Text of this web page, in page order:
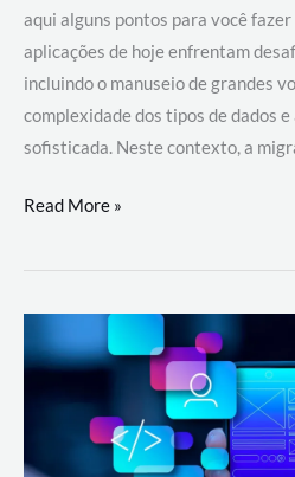
aqui alguns pontos para você fazer
aplicações de hoje enfrentam
incluindo o manuseio de grandes
complexidade dos tipos de dados e
sofisticada. Neste contexto, a
Por
migrar
de
a
Read More »